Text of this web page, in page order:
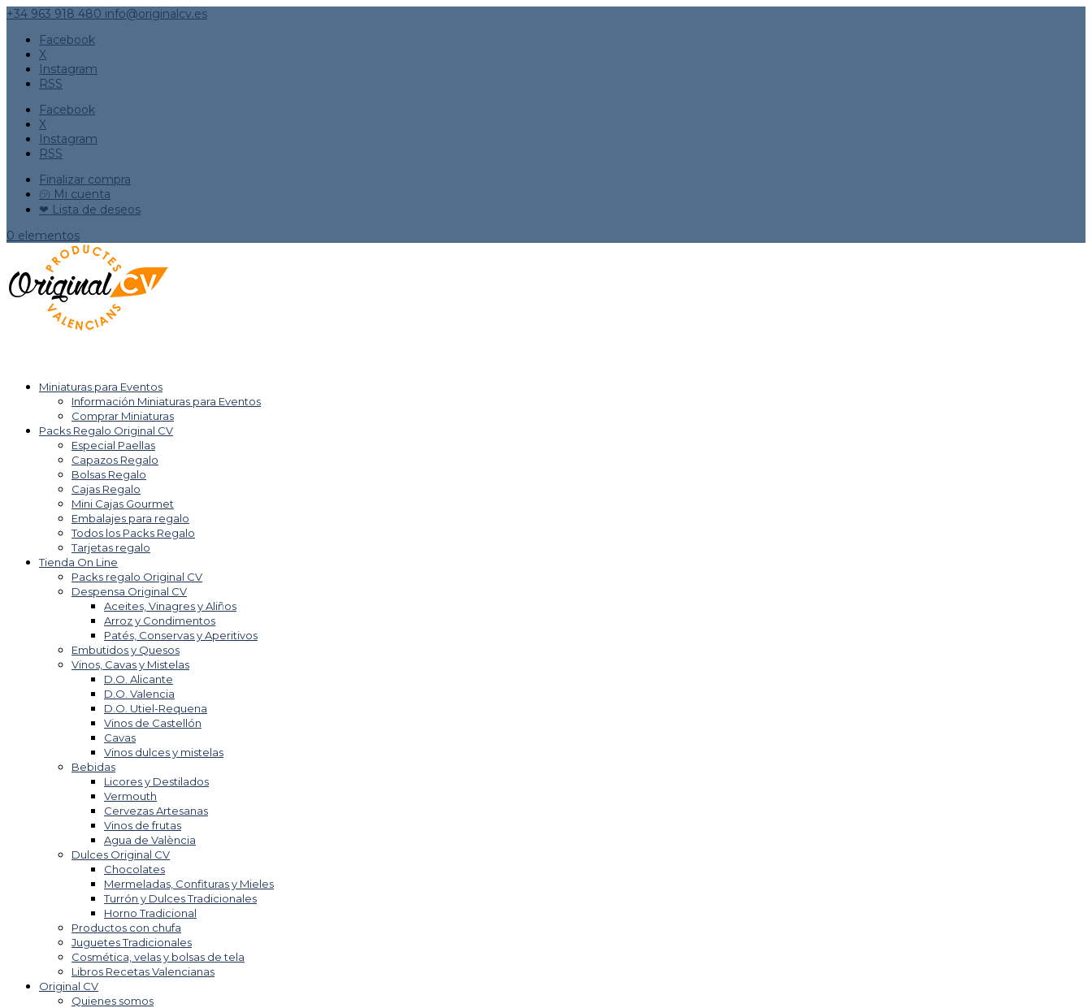
+34 963 918 480 info@originalcv.es
Facebook
X
Instagram
RSS
Facebook
X
Instagram
RSS
Finalizar compra
㋡ Mi cuenta
❤ Lista de deseos
0 elementos
Miniaturas para Eventos
Información Miniaturas para Eventos
Comprar Miniaturas
Packs Regalo Original CV
Especial Paellas
Capazos Regalo
Bolsas Regalo
Cajas Regalo
Mini Cajas Gourmet
Embalajes para regalo
Todos los Packs Regalo
Tarjetas regalo
Tienda On Line
Packs regalo Original CV
Despensa Original CV
Aceites, Vinagres y Aliños
Arroz y Condimentos
Patés, Conservas y Aperitivos
Embutidos y Quesos
Vinos, Cavas y Mistelas
D.O. Alicante
D.O. Valencia
D.O. Utiel-Requena
Vinos de Castellón
Cavas
Vinos dulces y mistelas
Bebidas
Licores y Destilados
Vermouth
Cervezas Artesanas
Vinos de frutas
Agua de València
Dulces Original CV
Chocolates
Mermeladas, Confituras y Mieles
Turrón y Dulces Tradicionales
Horno Tradicional
Productos con chufa
Juguetes Tradicionales
Cosmética, velas y bolsas de tela
Libros Recetas Valencianas
Original CV
Quienes somos